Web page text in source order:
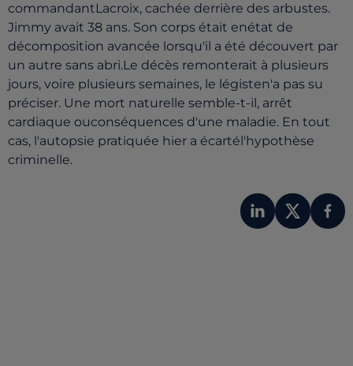
commandantLacroix, cachée derrière des arbustes.
Jimmy avait 38 ans. Son corps était enétat de
décomposition avancée lorsqu'il a été découvert par
un autre sans abri.Le décès remonterait à plusieurs
jours, voire plusieurs semaines, le légisten'a pas su
préciser. Une mort naturelle semble-t-il, arrêt
cardiaque ouconséquences d'une maladie. En tout
cas, l'autopsie pratiquée hier a écartél'hypothèse
criminelle.